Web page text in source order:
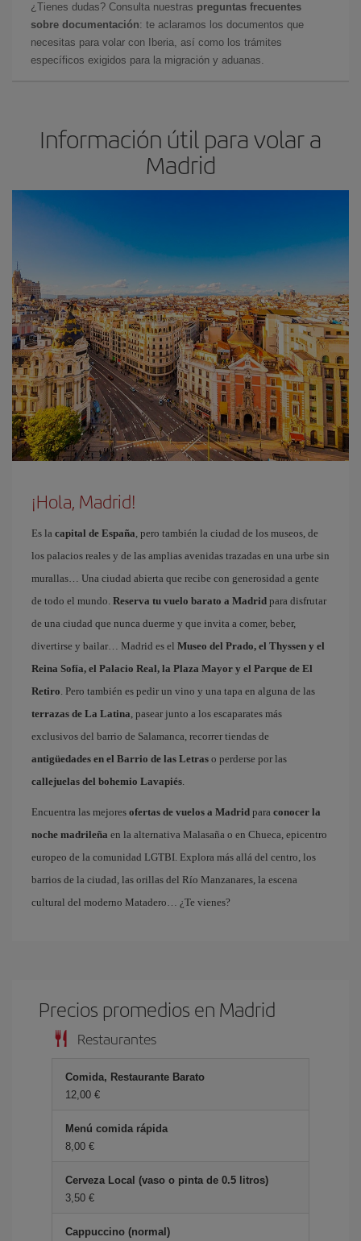
¿Tienes dudas? Consulta nuestras preguntas frecuentes
sobre documentación: te aclaramos los documentos que
necesitas para volar con Iberia, así como los trámites
específicos exigidos para la migración y aduanas.
Información útil para volar a
Madrid
¡Hola, Madrid!
Es la capital de España, pero también la ciudad de los museos, de
los palacios reales y de las amplias avenidas trazadas en una urbe sin
murallas… Una ciudad abierta que recibe con generosidad a gente
de todo el mundo. Reserva tu vuelo barato a Madrid para disfrutar
de una ciudad que nunca duerme y que invita a comer, beber,
divertirse y bailar… Madrid es el Museo del Prado, el Thyssen y el
Reina Sofía, el Palacio Real, la Plaza Mayor y el Parque de El
Retiro. Pero también es pedir un vino y una tapa en alguna de las
terrazas de La Latina, pasear junto a los escaparates más
exclusivos del barrio de Salamanca, recorrer tiendas de
antigüedades en el Barrio de las Letras o perderse por las
callejuelas del bohemio Lavapiés.
Encuentra las mejores ofertas de vuelos a Madrid para conocer la
noche madrileña en la alternativa Malasaña o en Chueca, epicentro
europeo de la comunidad LGTBI. Explora más allá del centro, los
barrios de la ciudad, las orillas del Río Manzanares, la escena
cultural del moderno Matadero… ¿Te vienes?
Precios promedios en Madrid
Restaurantes
Comida, Restaurante Barato
12,00 €
Menú comida rápida
8,00 €
Cerveza Local (vaso o pinta de 0.5 litros)
3,50 €
Cappuccino (normal)